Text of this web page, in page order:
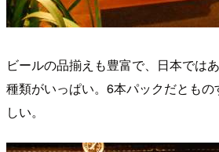
ビールの品揃えも豊富で、日本では
種類がいっぱい。6本パックだともの
しい。